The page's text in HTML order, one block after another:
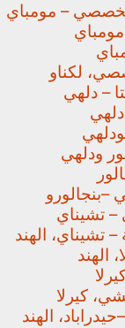
– مومباي
لكناو
– دلهي
ودلهي
–بنجالورو
– تشيناي
– تشيناي، الهند
الهند
كيرلا
حيدراباد، الهند